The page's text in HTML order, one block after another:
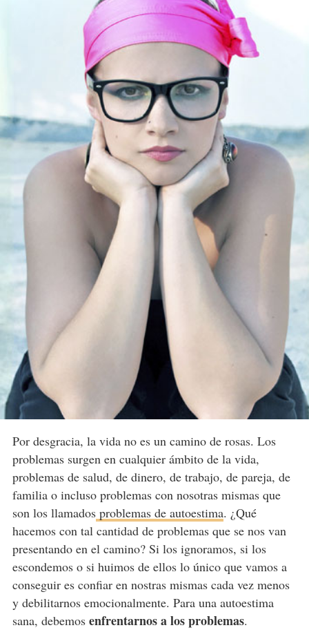
Por desgracia, la vida no es un camino de rosas. Los
problemas surgen en cualquier ámbito de la vida,
problemas de salud, de dinero, de trabajo, de pareja, de
familia o incluso problemas con nosotras mismas que
son los llamadosproblemas de autoestima. ¿Qué
hacemos con tal cantidad de problemas que se nos van
presentando en el camino? Si los ignoramos, si los
escondemos o si huimos de ellos lo único que vamos a
conseguir es confiar en nostras mismas cada vez menos
y debilitarnos emocionalmente. Para una autoestima
sana, debemos enfrentarnos a los problemas.